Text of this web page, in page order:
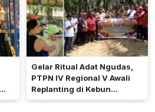
Gelar Ritual Adat Ngudas,
PTPN IV Regional V Awali
Replanting di Kebun
Kembayan